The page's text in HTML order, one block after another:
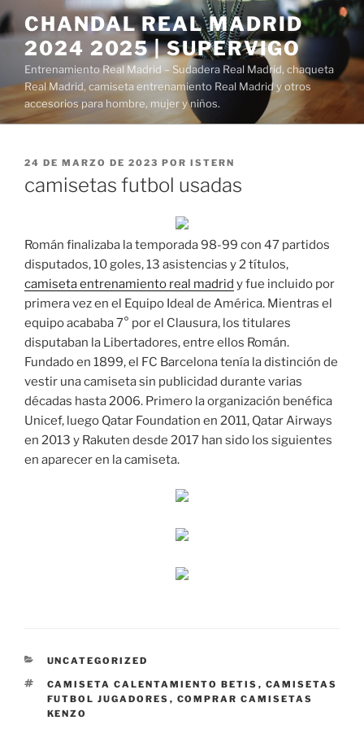
Saltar
al
contenido
CHANDAL REAL MADRID
2024 2025 | SUPERVIGO
Entrenamiento Real Madrid – Sudadera Real Madrid, chaqueta
Real Madrid, camiseta entrenamiento Real Madrid y otros
accesorios para hombre, mujer y niños.
PUBLICADO
24 DE MARZO DE 2023 POR ISTERN
camisetas futbol usadas
Román finalizaba la temporada 98-99 con 47 partidos
disputados, 10 goles, 13 asistencias y 2 títulos,
camiseta entrenamiento real madrid y fue incluido por
primera vez en el Equipo Ideal de América. Mientras el
equipo acababa 7° por el Clausura, los titulares
disputaban la Libertadores, entre ellos Román.
Fundado en 1899, el FC Barcelona tenía la distinción de
vestir una camiseta sin publicidad durante varias
décadas hasta 2006. Primero la organización benéfica
Unicef, luego Qatar Foundation en 2011, Qatar Airways
en 2013 y Rakuten desde 2017 han sido los siguientes
en aparecer en la camiseta.
CATEGORÍAS
UNCATEGORIZED
ETIQUETAS
CAMISETA CALENTAMIENTO BETIS , CAMISETAS
FUTBOL JUGADORES , COMPRAR CAMISETAS
KENZO